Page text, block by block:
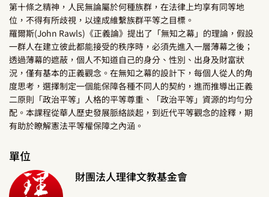
第十條之精神，人民無論屬於何種族群，在法律上均享有同等地
位，不得有所歧視，以達成維繫族群平等之目標。
羅爾斯(John Rawls)《正義論》提出了「無知之幕」的理論，假設
一群人在建立彼此都能接受的秩序時，必須先進入一層薄幕之後；
透過薄幕的遮蔽，個人不知道自己的身分、性別、出身及財富狀
況，僅有基本的正義觀念。在無知之幕的設計下，每個人從人的角
度思考，選擇制定一個能保障各種不同人的契約，進而推導出正義
二原則「政治平等」人格的平等尊重、「政治平等」資源的均勻分
配。本課程從華人歷史發展脈絡談起，到近代平等觀念的詮釋，期
有助於瞭解憲法平等權保障之內涵。
單位
財團法人理律文教基金會